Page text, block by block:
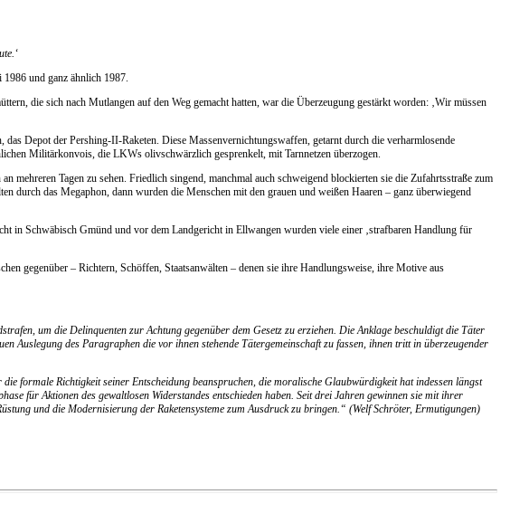
und ganz ähnlich 1987.
die sich nach Mutlangen auf den Weg gemacht hatten, war die Überzeugung gestärkt worden: ‚Wir müssen
Depot der Pershing-II-Raketen. Diese Massenvernichtungswaffen, getarnt durch die verharmlosende
Militärkonvois, die LKWs olivschwärzlich gesprenkelt, mit Tarnnetzen überzogen.
Tagen zu sehen. Friedlich singend, manchmal auch schweigend blockierten sie die Zufahrtsstraße zum
durch das Megaphon, dann wurden die Menschen mit den grauen und weißen Haaren – ganz überwiegend
in Schwäbisch Gmünd und vor dem Landgericht in Ellwangen wurden viele einer ‚strafbaren Handlung für
gegenüber – Richtern, Schöffen, Staatsanwälten – denen sie ihre Handlungsweise, ihre Motive aus
um die Delinquenten zur Achtung gegenüber dem Gesetz zu erziehen. Die Anklage beschuldigt die Täter
Auslegung des Paragraphen die vor ihnen stehende Tätergemeinschaft zu fassen, ihnen tritt in überzeugender
formale Richtigkeit seiner Entscheidung beanspruchen, die moralische Glaubwürdigkeit hat indessen längst
für Aktionen des gewaltlosen Widerstandes entschieden haben. Seit drei Jahren gewinnen sie mit ihrer
und die Modernisierung der Raketensysteme zum Ausdruck zu bringen.“ (Welf Schröter, Ermutigungen)